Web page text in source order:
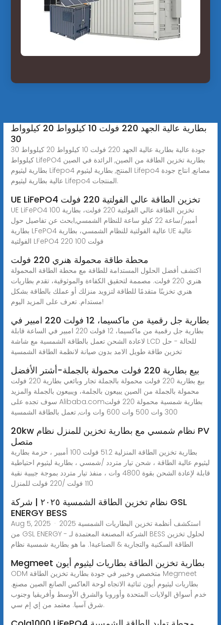
بطارية عالية الجهد 220 فولت 10 كيلوواط 20 كيلوواط
30
جودة عالية بطارية عالية الجهد 220 فولت 10 كيلوواط 20 كيلوواط 30
كيلوواط LifePO4 بطارية تخزين الطاقة من الصين, الرائدة في الصين
بطارية ليثيوم Lifepo4 المنتج, بطارية ليثيوم Lifepo4 مصانع, انتاج جودة
عالية بطارية ليثيوم Lifepo4 المنتجات.
UE LiFePO4 تخزين الطاقة عالي الفولتية 220 فولت
UE LiFePO4 تخزين الطاقة عالي الفولتية 220 فولت، بطارية 100
أمبير/ساعة 22 كيلو ساعة للنظام الشمسي,ابحث عن تفاصيل حول
بطارية LFePO4 عالية الفولتية للنظام الشمسي، بطارية UE عالية
الفولتية LFePO4 220 فولت 100
محطة طاقة محمولة هنري 220 فولت
اكتشف أفضل الحلول المستدامة للطاقة مع محطة الطاقة المحمولة
هنري 220 فولت. مصممة لتحقيق الكفاءة والموثوقية، تقدم بطاريات
هنري تخزينًا متقدمًا للطاقة لتزويد منزلك أو عملك بالطاقة بشكل
مستدام. تعرف على المزيد اليوم!
بطارية جل رقمية من ماكسيما، 12 فولت 220 امبير في
بطارية جل رقمية من ماكسيما، 12 فولت 220 امبير في الساعة قابلة
لاعادة الشحن تعمل بالطاقة الشمسية مع شاشة LCD للحالة - حل
تخزين طاقة طويل الامد بدون صيانة لانظمة الطاقة الشمسية
بيع بطارية 220 فولت محمولة بالجملة-أشتر الأفضل
بيع بطارية 220 فولت محمولة بالجملة تجار وبائعي بطارية 220 فولت
محمولة بالجملة من الصين يبيعون بالجلمة، ويبيعون بالجملة والمزيد
سوف تجده على Alibaba.comبطارية شمسية محمولة 220 فولت
300 وات 500 وات 600 وات وات, تعمل بالطاقة الشمسية
20kw نظام شمسي مع بطارية تخزين للمنزل نظام PV
متصل
بطارية تخزين الطاقة المنزلية 51.2 فولت 100 أمبير ، حزمة بطارية
ليثيوم عالية الطاقة ، شحن تيار متردد /شمسي ، بطارية ليثيوم احتياطية
قابلة لإعادة الشحن بقوة 4800 وات ، منفذ تيار متردد بموجة جيبية نقية
110 فولت /220 فولت للمنزل
نظام تخزين الطاقة الشمسية ٢٠٢٥ | شركة GSL
ENERGY BESS
Aug 5, 2025 · استكشف أنظمة تخزين البطاريات الشمسية 2025
من GSL ENERGY - الشركة المصنعة المعتمدة لـ BESS لحلول تخزين
الطاقة السكنية والتجارية & الصناعية1. ما هو بطارية شمسية نظام
Megmeet بطارية تخزين الطاقة بطاريات ليثيوم أيون
ODM متخصص وخبير في جودة بطارية تخزين الطاقة Megmeet
بطاريات ليثيوم أيون ثنائية الاتجاه لوحة العاكس الصانع الصين مصنع.
خدم أسواق الولايات المتحدة وأوروبا والشرق الأوسط وأفريقيا وجنوب
شرق آسيا. معتمد من إي إم سي.